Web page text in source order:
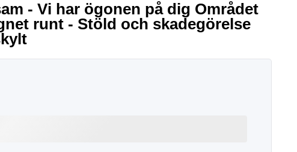
- Vi har ögonen på dig Området
runt - Stöld och skadegörelse